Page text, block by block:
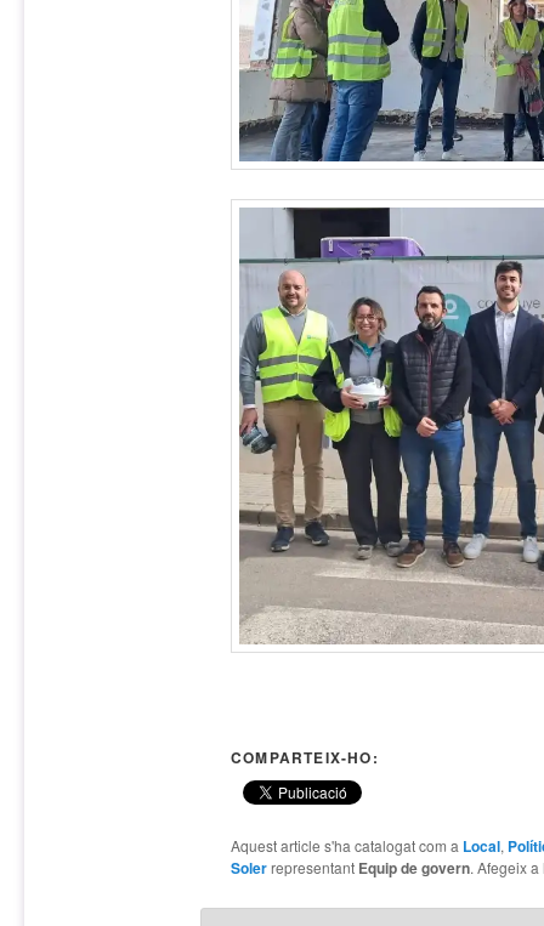
COMPARTEIX-HO:
Aquest article s'ha catalogat com a Local,
Solerrepresentant Equip de govern. Afegeix